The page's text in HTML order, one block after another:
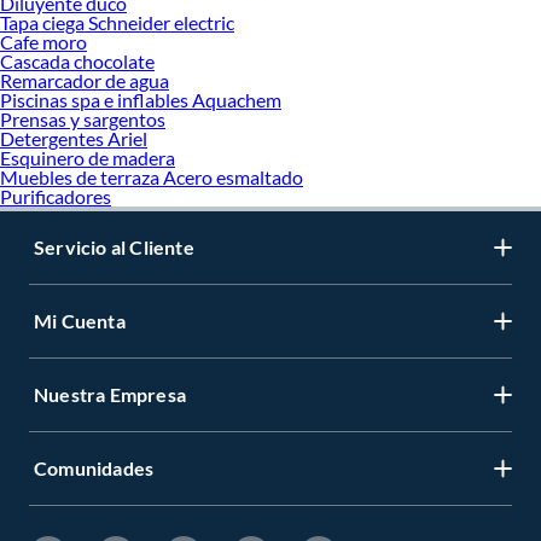
Tapa ciega Schneider electric
Cafe moro
Cascada chocolate
Remarcador de agua
Piscinas spa e inflables Aquachem
Prensas y sargentos
Detergentes Ariel
Esquinero de madera
Muebles de terraza Acero esmaltado
Purificadores
Servicio al Cliente
Mi Cuenta
Nuestra Empresa
Comunidades